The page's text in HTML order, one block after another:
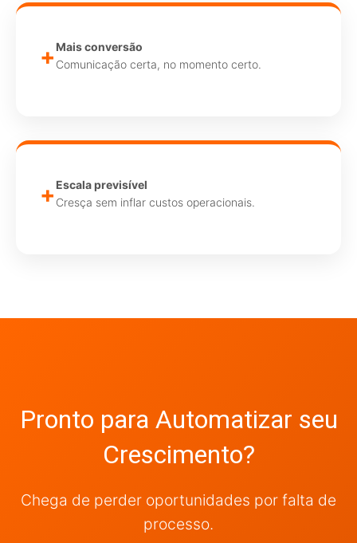
+ Mais conversão
Comunicação certa, no momento certo.
+ Escala previsível
Cresça sem inflar custos operacionais.
Pronto para Automatizar seu
Crescimento?
Chega de perder oportunidades por falta de
processo.